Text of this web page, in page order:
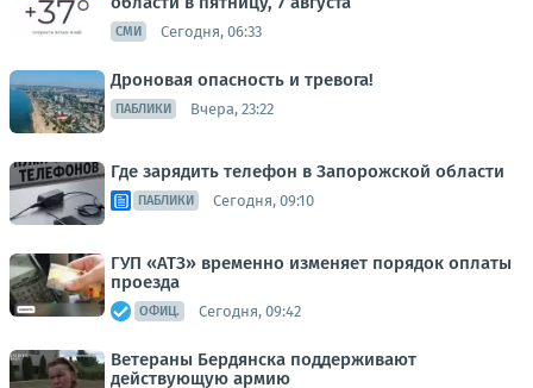
СМИ Сегодня, 06:33
Дроновая опасность и тревога!
ПАБЛИКИ Вчера, 23:22
Где зарядить телефон в Запорожской области
ПАБЛИКИ Сегодня, 09:10
ГУП «АТЗ» временно изменяет порядок оплаты
проезда
ОФИЦ. Сегодня, 09:42
Ветераны Бердянска поддерживают
действующую армию